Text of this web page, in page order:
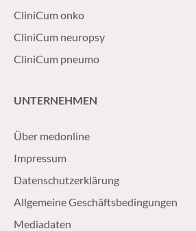
CliniCum onko
CliniCum neuropsy
CliniCum pneumo
UNTERNEHMEN
Über medonline
Impressum
Datenschutzerklärung
Allgemeine Geschäftsbedingungen
Mediadaten